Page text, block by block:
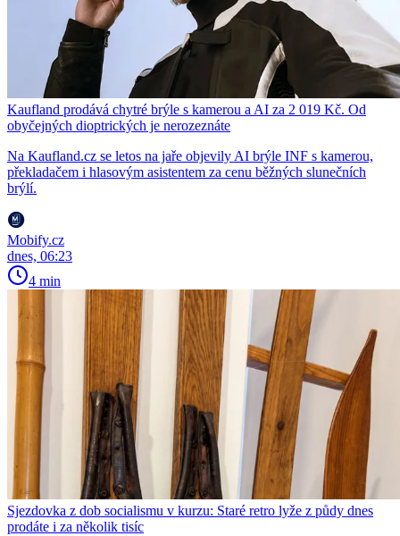
Kaufland prodává chytré brýle s kamerou a AI za 2 019 Kč. Od
obyčejných dioptrických je nerozeznáte
Na Kaufland.cz se letos na jaře objevily AI brýle INF s kamerou,
překladačem i hlasovým asistentem za cenu běžných slunečních
brýlí.
Mobify.cz
dnes, 06:23
4 min
Sjezdovka z dob socialismu v kurzu: Staré retro lyže z půdy dnes
prodáte i za několik tisíc